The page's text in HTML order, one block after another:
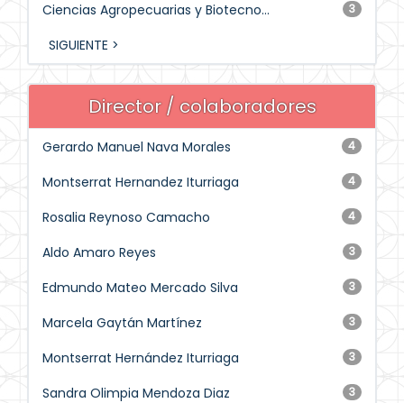
3
Ciencias Agropecuarias y Biotecno...
SIGUIENTE >
Director / colaboradores
4
Gerardo Manuel Nava Morales
4
Montserrat Hernandez Iturriaga
4
Rosalia Reynoso Camacho
3
Aldo Amaro Reyes
3
Edmundo Mateo Mercado Silva
3
Marcela Gaytán Martínez
3
Montserrat Hernández Iturriaga
3
Sandra Olimpia Mendoza Diaz